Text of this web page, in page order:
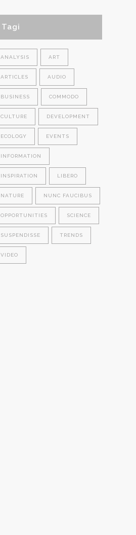
Tagi
ANALYSIS ART
ARTICLES AUDIO
BUSINESS COMMODO
CULTURE DEVELOPMENT
ECOLOGY EVENTS
INFORMATION
INSPIRATION LIBERO
NATURE NUNC FAUCIBUS
OPPORTUNITIES SCIENCE
SUSPENDISSE TRENDS
VIDEO